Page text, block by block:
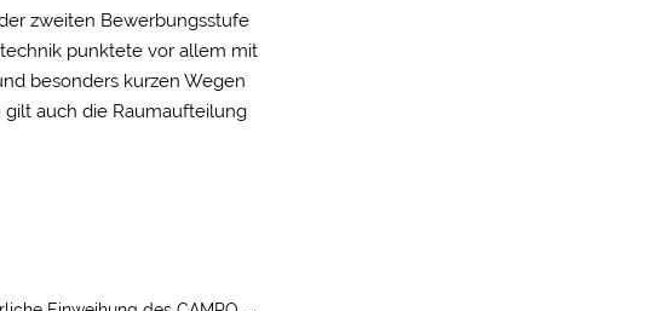
zweiten Bewerbungsstufe
punktete vor allem mit
besonders kurzen Wegen
auch die Raumaufteilung